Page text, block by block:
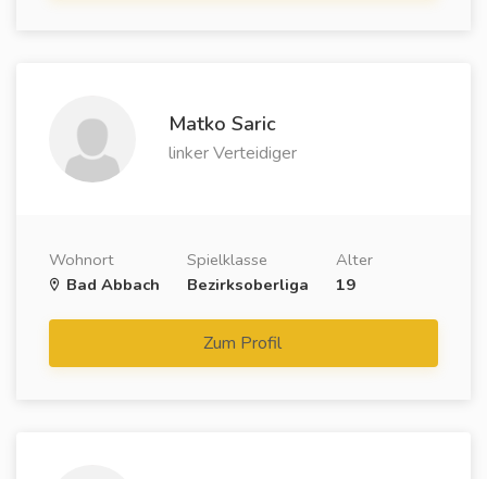
Matko Saric
linker Verteidiger
Wohnort
Bad Abbach
Spielklasse
Bezirksoberliga
Alter
19
Zum Profil